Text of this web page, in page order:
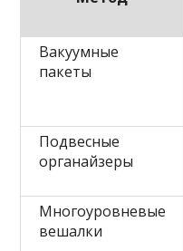
Вакуумные
пакеты
Подвесные
органайзеры
Многоуровневые
вешалки